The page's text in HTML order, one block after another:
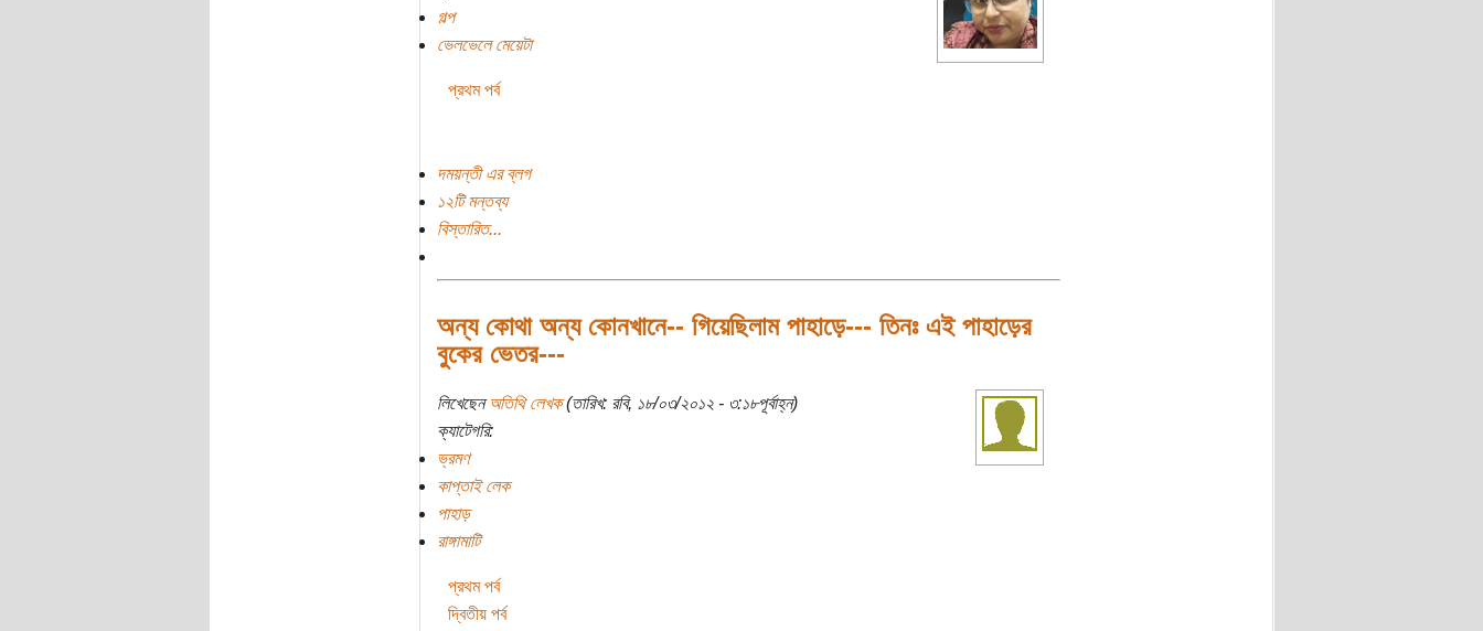
গল্প
ভেলভেলে মেয়েটা
প্রথম পর্ব
দময়ন্তী এর ব্লগ
১২টি মন্তব্য
বিস্তারিত...
অন্য কোথা অন্য কোনখানে-- গিয়েছিলাম পাহাড়ে--- তিনঃ এই পাহাড়ের
বুকের ভেতর---
লিখেছেনঅতিথি লেখক(তারিখ: রবি, ১৮/০৩/২০১২ - ৩:১৮পূর্বাহ্ন)
ক্যাটেগরি:
ভ্রমণ
কাপ্তাই লেক
পাহাড়
রাঙ্গামাটি
প্রথম পর্ব
দ্বিতীয় পর্ব